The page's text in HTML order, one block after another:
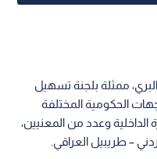
ممثلة بلجنة تسهيل
الحكومية المختلفة
وعدد من المعنيين،
– طريبيل العراقي.